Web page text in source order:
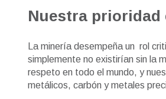
Nuestra prioridad
La minería desempeña un rol
simplemente no existirían sin la
respeto en todo el mundo, y
metálicos, carbón y metales